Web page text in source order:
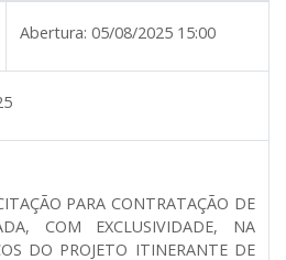
Abertura: 05/08/2025 15:00
PARA CONTRATAÇÃO DE
COM EXCLUSIVIDADE, NA
DO PROJETO ITINERANTE DE